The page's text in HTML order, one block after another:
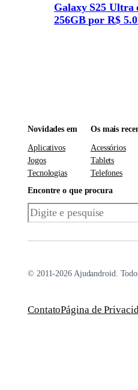
Galaxy S25 Ultra
256GB por R$
Novidades em
Aplicativos
Jogos
Tecnologias
Os mais
Acessórios
Tablets
Telefones
Encontre o que procura
Pesquisar
© 2011-2026 Ajudandroid.
ContatoPágina de